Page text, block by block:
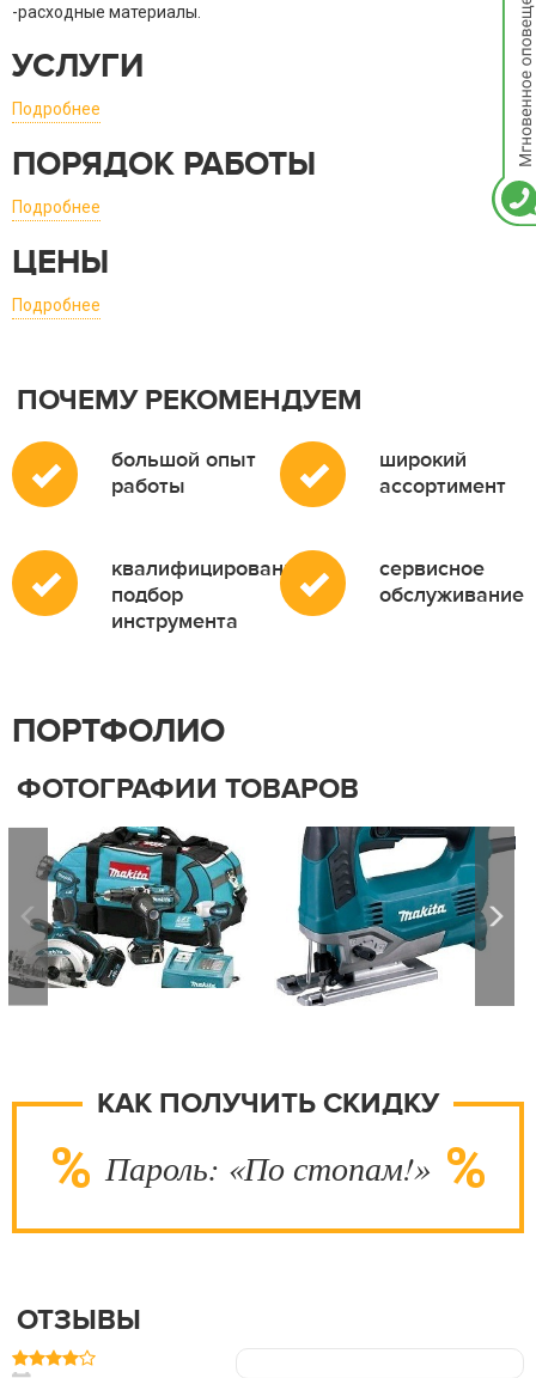
-расходные материалы.
УСЛУГИ
Подробнее
ПОРЯДОК РАБОТЫ
Подробнее
ЦЕНЫ
Подробнее
ПОЧЕМУ РЕКОМЕНДУЕМ
большой опыт
работы
широкий
ассортимент
квалифицированный
подбор
инструмента
сервисное
обслуживание
ПОРТФОЛИО
ФОТОГРАФИИ ТОВАРОВ
КАК ПОЛУЧИТЬ СКИДКУ
Пароль: «По стопам!»
ОТЗЫВЫ